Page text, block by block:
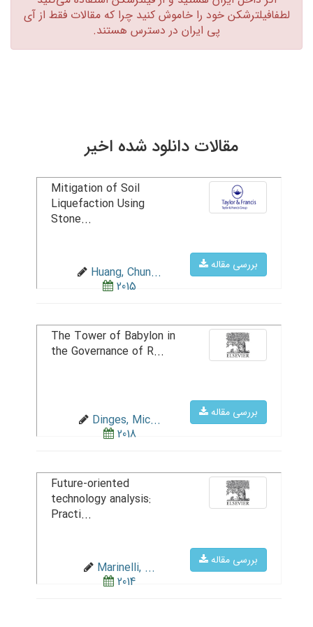
لطفافیلترشکن خود را خاموش کنید چرا که مقالات فقط از آی
پی ایران در دسترس هستند.‏
مقالات دانلود شده اخیر
بررسی مقاله
Mitigation of Soil
Liquefaction Using
Stone...
Huang, Chun...
2015
بررسی مقاله
The Tower of Babylon in
the Governance of R...
Dinges, Mic...
2018
بررسی مقاله
Future-oriented
technology analysis:
Practi...
Marinelli, ...
2014